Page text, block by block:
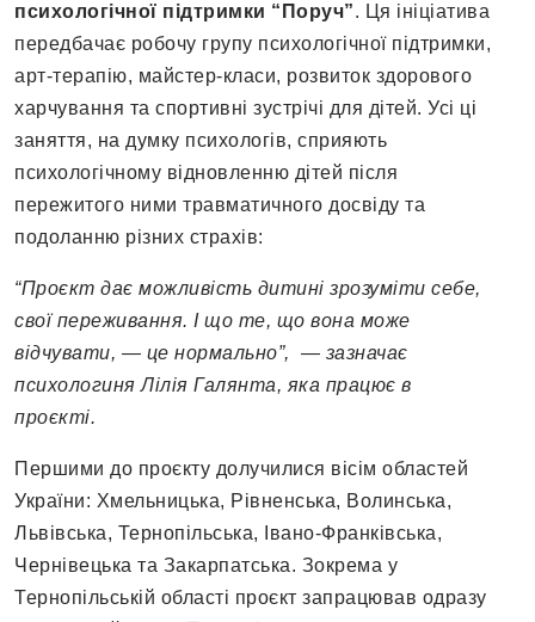
психологічної підтримки “Поруч”. Ця ініціатива
передбачає робочу групу психологічної підтримки,
арт-терапію, майстер-класи, розвиток здорового
харчування та спортивні зустрічі для дітей. Усі ці
заняття, на думку психологів, сприяють
психологічному відновленню дітей після
пережитого ними травматичного досвіду та
подоланню різних страхів:
“Проєкт дає можливість дитині зрозуміти себе,
свої переживання. І що те, що вона може
відчувати, — це нормально”, — зазначає
психологиня Лілія Галянта, яка працює в
проєкті.
Першими до проєкту долучилися вісім областей
України: Хмельницька, Рівненська, Волинська,
Львівська, Тернопільська, Івано-Франківська,
Чернівецька та Закарпатська. Зокрема у
Тернопільській області проєкт запрацював одразу